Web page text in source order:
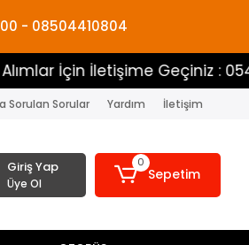
- 08504410804
İletişime Geçiniz : 05453883100
Sorulan Sorular Yardım İletişim
Giriş Yap
Üye Ol
0
Sepetim